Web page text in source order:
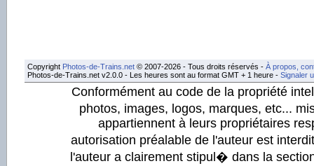
Copyright Photos-de-Trains.net © 2007-2026 - Tous droits réservés - À propos,
Photos-de-Trains.net v2.0.0 - Les heures sont au format GMT + 1 heure - Signaler
Conformément au code de la propriété
photos, images, logos, marques, etc...
appartiennent à leurs propriétaires
autorisation préalable de l'auteur est
l'auteur a clairement stipul� dans la